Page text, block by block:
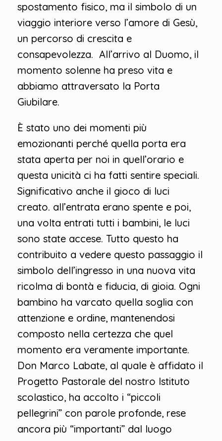
spostamento fisico, ma il simbolo di un
viaggio interiore verso l’amore di Gesù,
un percorso di crescita e
consapevolezza. All’arrivo al Duomo, il
momento solenne ha preso vita e
abbiamo attraversato la Porta
Giubilare.
È stato uno dei momenti più
emozionanti perché quella porta era
stata aperta per noi in quell’orario e
questa unicità ci ha fatti sentire speciali.
Significativo anche il gioco di luci
creato. all’entrata erano spente e poi,
una volta entrati tutti i bambini, le luci
sono state accese. Tutto questo ha
contribuito a vedere questo passaggio il
simbolo dell’ingresso in una nuova vita
ricolma di bontà e fiducia, di gioia. Ogni
bambino ha varcato quella soglia con
attenzione e ordine, mantenendosi
composto nella certezza che quel
momento era veramente importante.
Don Marco Labate, al quale è affidato il
Progetto Pastorale del nostro Istituto
scolastico, ha accolto i “piccoli
pellegrini” con parole profonde, rese
ancora più “importanti” dal luogo